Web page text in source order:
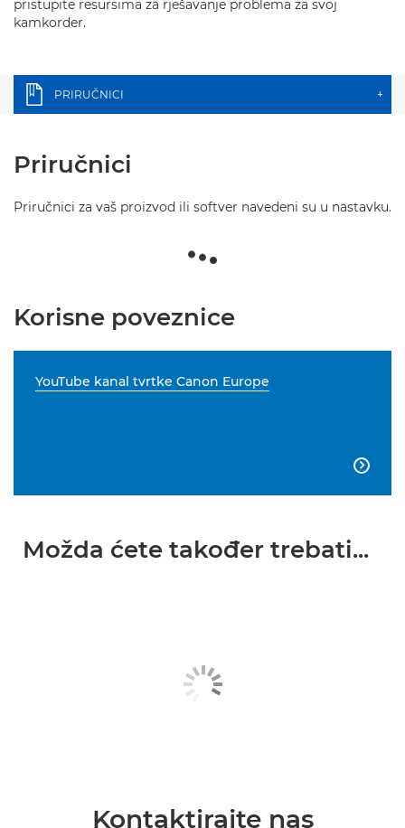
pristupite resursima za rješavanje problema za svoj
kamkorder.
PRIRUČNICI +
Priručnici
Priručnici za vaš proizvod ili softver navedeni su u nastavku.
Korisne poveznice
YouTube kanal tvrtke Canon Europe

Možda ćete također trebati...
Kontaktirajte nas